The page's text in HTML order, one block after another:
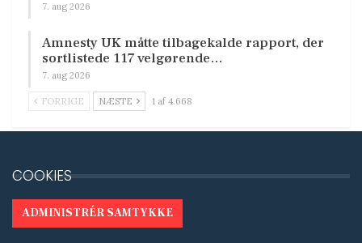
7. aug 2026
Amnesty UK måtte tilbagekalde rapport, der
sortlistede 117 velgørende…
7. aug 2026
FORRIGE NÆSTE 1 af 4.668
COOKIES
ADMINISTRÉR SAMTYKKE